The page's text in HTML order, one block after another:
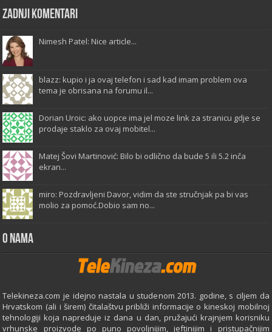
Zadnji komentari
Nimesh Patel: Nice article...
blazz: kupio i ja ovaj telefon i sad kad imam problem ova
tema je obrisana na forumu il...
Dorian Uroic: ako uopce ima jel moze link za stranicu gdje se
prodaje staklo za ovaj mobitel...
Matej Šovi Martinović: Bilo bi odlično da bude 5 ili 5.2 inča
ekran...
miro: Pozdravljeni Davor, vidim da ste stručnjak pa bi vas
molio za pomoć.Dobio sam no...
O Nama
Telekineza.com je idejno nastala u studenom 2013. godine, s ciljem da
Hrvatskom (ali i širem) čitalaštvu približi informacije o kineskoj mobilnoj
tehnologiji koja napreduje iz dana u dan, pružajući krajnjem korisniku
vrhunske proizvode po puno povoljnijim, jeftinijim i pristupačnijim